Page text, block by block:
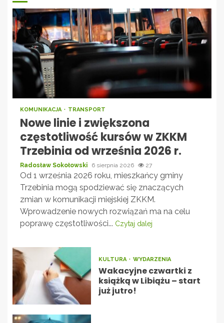
KOMUNIKACJA TRANSPORT
Nowe linie i zwiększona
częstotliwość kursów w ZKKM
Trzebinia od września 2026 r.
Radosław Sokołowski 6 sierpnia 2026 27
Od 1 września 2026 roku, mieszkańcy gminy
Trzebinia mogą spodziewać się znaczących
zmian w komunikacji miejskiej ZKKM.
Wprowadzenie nowych rozwiązań ma na celu
poprawę częstotliwości... Czytaj dalej
KULTURA WYDARZENIA
Wakacyjne czwartki z
książką w Libiążu – start
już jutro!